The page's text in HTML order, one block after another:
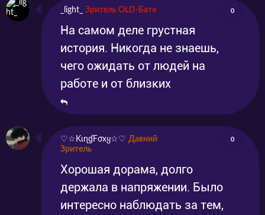
_light_ Зритель OLD-Батя 0
На самом деле грустная
история. Никогда не знаешь,
чего ожидать от людей на
работе и от близких
♡☆KιɳɠFσxყ☆♡ Давний
Зритель
0
Хорошая дорама, долго
держала в напряжении. Было
интересно наблюдать за тем,